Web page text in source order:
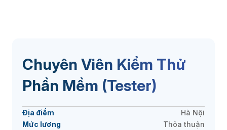
Chuyên Viên Kiểm Thử
Phần Mềm (Tester)
Địa điểm
Hà Nội
Mức lương
Thỏa thuận